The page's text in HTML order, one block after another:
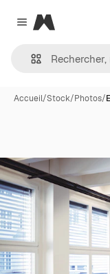
Close menu
Magnific
Accueil/Stock/Photos/